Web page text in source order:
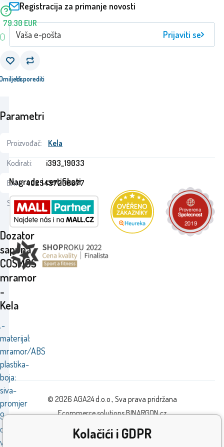
79.30EUR
Usporediti
Dozator
sapuna
COSMOS
mramor
-
Kela
.-
materijal:
mramor/ABS
plastika-
boja:
siva-
promjer
9
cm-
visina:
Parametri
Proizvođač:
Kela
Kodirati:
i393_19033
EAN: 4025457230677
Stanje:
Registracija za primanje novosti
Prijaviti se
Nagrade i certifikati
© 2026 AGA24 d.o.o., Sva prava pridržana
Ecommerce solutionsBINARGON.cz
Kolačići i GDPR